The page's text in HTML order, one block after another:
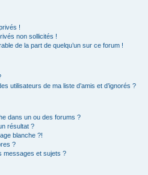
!
non sollicités !
de la part de quelqu’un sur ce forum !
utilisateurs de ma liste d’amis et d’ignorés ?
dans un ou des forums ?
résultat ?
blanche ?!
?
messages et sujets ?